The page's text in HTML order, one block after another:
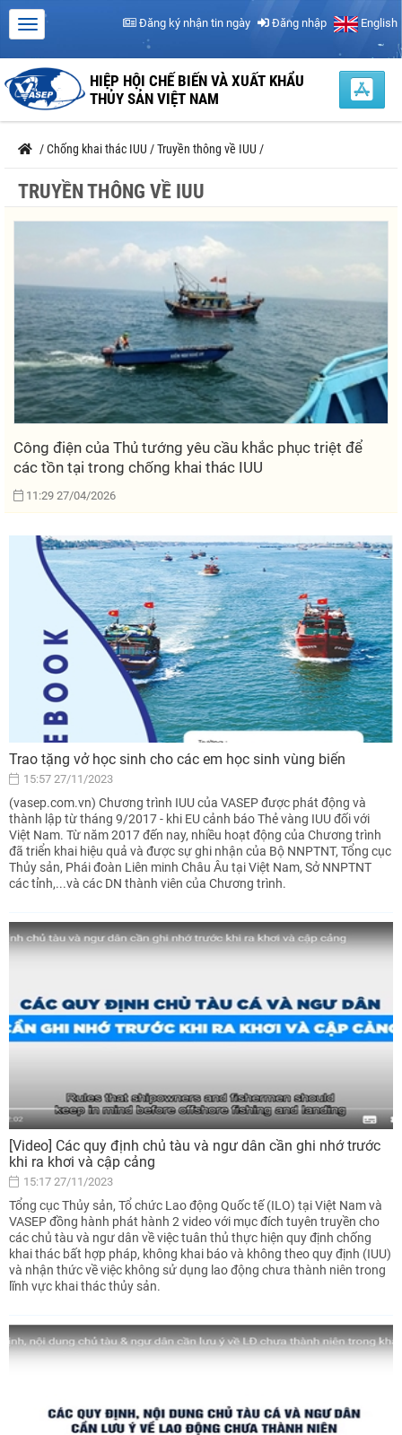
Đăng ký nhận tin ngày Đăng nhập English
HIỆP HỘI CHẾ BIẾN VÀ XUẤT KHẨU
THỦY SẢN VIỆT NAM
/Chống khai thác IUU /Truyền thông về IUU /
TRUYỀN THÔNG VỀ IUU
Công điện của Thủ tướng yêu cầu khắc phục triệt để
các tồn tại trong chống khai thác IUU
11:29 27/04/2026
Trao tặng vở học sinh cho các em học sinh vùng biển
15:57 27/11/2023
(vasep.com.vn) Chương trình IUU của VASEP được phát động và
thành lập từ tháng 9/2017 - khi EU cảnh báo Thẻ vàng IUU đối với
Việt Nam. Từ năm 2017 đến nay, nhiều hoạt động của Chương trình
đã triển khai hiệu quả và được sự ghi nhận của Bộ NNPTNT, Tổng cục
Thủy sản, Phái đoàn Liên minh Châu Âu tại Việt Nam, Sở NNPTNT
các tỉnh,...và các DN thành viên của Chương trình.
[Video] Các quy định chủ tàu và ngư dân cần ghi nhớ trước
khi ra khơi và cập cảng
15:17 27/11/2023
Tổng cục Thủy sản, Tổ chức Lao động Quốc tế (ILO) tại Việt Nam và
VASEP đồng hành phát hành 2 video với mục đích tuyên truyền cho
các chủ tàu và ngư dân về việc tuân thủ thực hiện quy định chống
khai thác bất hợp pháp, không khai báo và không theo quy định (IUU)
và nhận thức về việc không sử dụng lao động chưa thành niên trong
lĩnh vực khai thác thủy sản.